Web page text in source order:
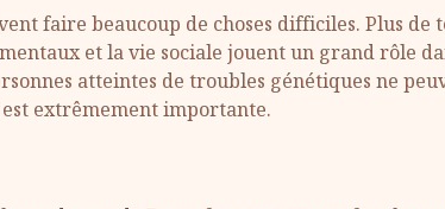
faire beaucoup de choses difficiles. Plus de
et la vie sociale jouent un grand rôle
atteintes de troubles génétiques ne
est extrêmement importante.